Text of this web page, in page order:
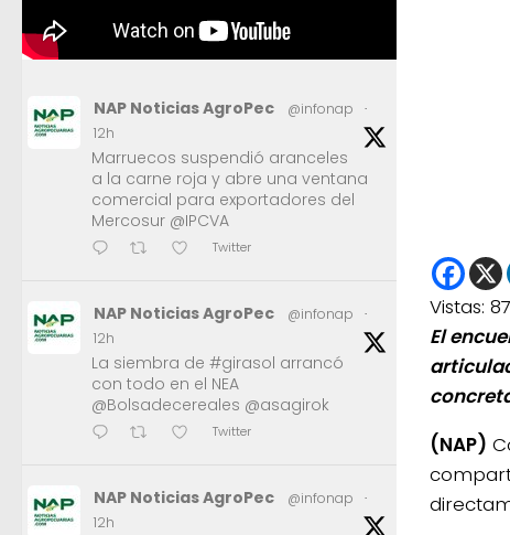
Vistas:
El
(NAP)
NAP Noticias AgroPec @infonap
·
12h
Marruecos suspendió aranceles
a la carne roja y abre una ventana
comercial para exportadores del
Mercosur @IPCVA
Twitter
NAP Noticias AgroPec @infonap
·
12h
La siembra de #girasol arrancó
con todo en el NEA
@Bolsadecereales @asagirok
Twitter
NAP Noticias AgroPec @infonap
·
12h